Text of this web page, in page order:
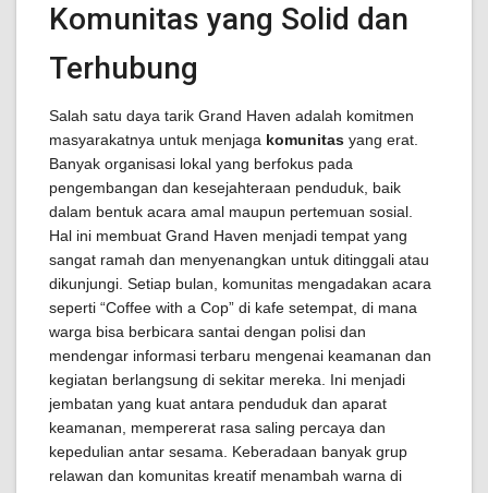
Komunitas yang Solid dan
Terhubung
Salah satu daya tarik Grand Haven adalah komitmen
masyarakatnya untuk menjaga komunitas yang erat.
Banyak organisasi lokal yang berfokus pada
pengembangan dan kesejahteraan penduduk, baik
dalam bentuk acara amal maupun pertemuan sosial.
Hal ini membuat Grand Haven menjadi tempat yang
sangat ramah dan menyenangkan untuk ditinggali atau
dikunjungi. Setiap bulan, komunitas mengadakan acara
seperti “Coffee with a Cop” di kafe setempat, di mana
warga bisa berbicara santai dengan polisi dan
mendengar informasi terbaru mengenai keamanan dan
kegiatan berlangsung di sekitar mereka. Ini menjadi
jembatan yang kuat antara penduduk dan aparat
keamanan, mempererat rasa saling percaya dan
kepedulian antar sesama. Keberadaan banyak grup
relawan dan komunitas kreatif menambah warna di